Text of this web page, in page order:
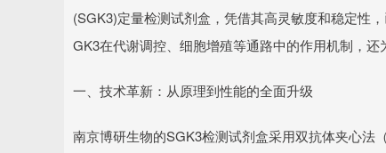
(SGK3)定量检测试剂盒，凭借其高灵敏度和稳定性
GK3在代谢调控、细胞增殖等通路中的作用机制，还
一、技术革新：从原理到性能的全面升级
南京博研生物的SGK3检测试剂盒采用双抗体夹心法